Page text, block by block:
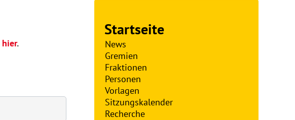
hier.
Startseite
News
Gremien
Fraktionen
Personen
Vorlagen
Sitzungskalender
Recherche